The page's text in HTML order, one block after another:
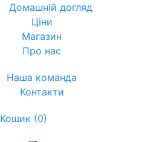
Домашній догляд
Ціни
Магазин
Про нас
Наша команда
Контакти
Кошик (0)